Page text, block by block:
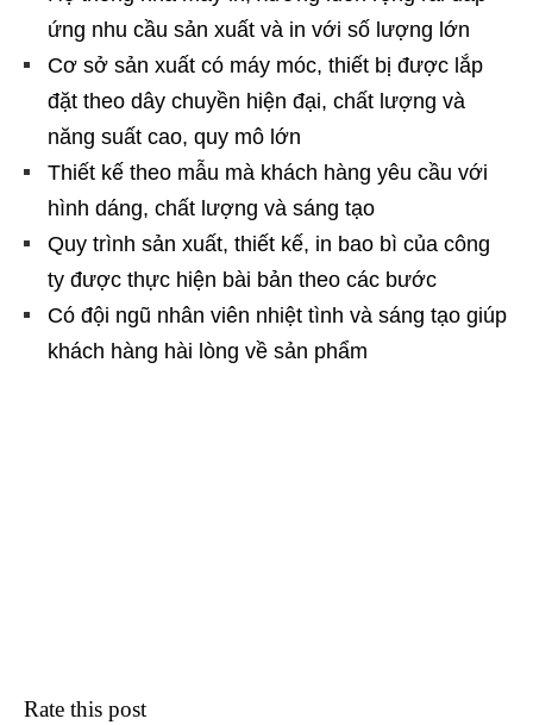
ứng nhu cầu sản xuất và in với số lượng lớn
Cơ sở sản xuất có máy móc, thiết bị được lắp
đặt theo dây chuyền hiện đại, chất lượng và
năng suất cao, quy mô lớn
Thiết kế theo mẫu mà khách hàng yêu cầu với
hình dáng, chất lượng và sáng tạo
Quy trình sản xuất, thiết kế, in bao bì của công
ty được thực hiện bài bản theo các bước
Có đội ngũ nhân viên nhiệt tình và sáng tạo giúp
khách hàng hài lòng về sản phẩm
Rate this post